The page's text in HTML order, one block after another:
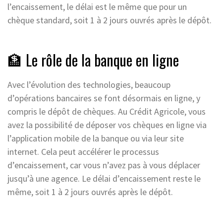
l’encaissement, le délai est le même que pour un
chèque standard, soit 1 à 2 jours ouvrés après le dépôt.
🏦 Le rôle de la banque en ligne
Avec l’évolution des technologies, beaucoup
d’opérations bancaires se font désormais en ligne, y
compris le dépôt de chèques. Au Crédit Agricole, vous
avez la possibilité de déposer vos chèques en ligne via
l’application mobile de la banque ou via leur site
internet. Cela peut accélérer le processus
d’encaissement, car vous n’avez pas à vous déplacer
jusqu’à une agence. Le délai d’encaissement reste le
même, soit 1 à 2 jours ouvrés après le dépôt.